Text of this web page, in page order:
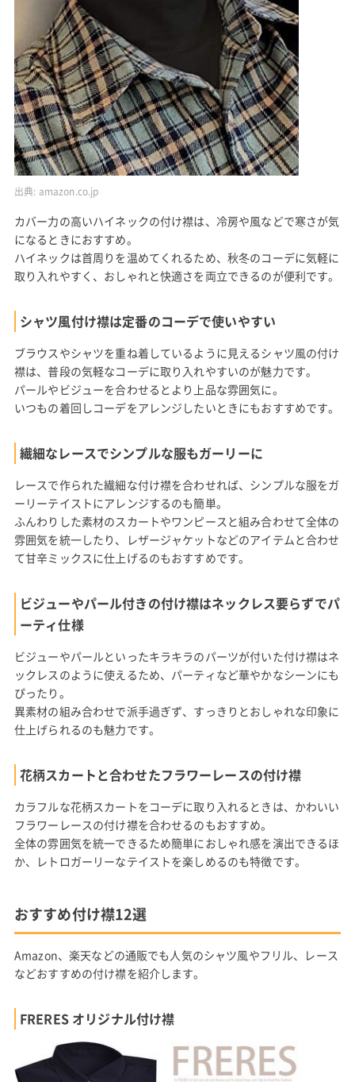
出典: amazon.co.jp
カバー力の高いハイネックの付け襟は、冷房や風などで寒さが気
になるときにおすすめ。
ハイネックは首周りを温めてくれるため、秋冬のコーデに気軽に
取り入れやすく、おしゃれと快適さを両立できるのが便利です。
シャツ風付け襟は定番のコーデで使いやすい
ブラウスやシャツを重ね着しているように見えるシャツ風の付け
襟は、普段の気軽なコーデに取り入れやすいのが魅力です。
パールやビジューを合わせるとより上品な雰囲気に。
いつもの着回しコーデをアレンジしたいときにもおすすめです。
繊細なレースでシンプルな服もガーリーに
レースで作られた繊細な付け襟を合わせれば、シンプルな服をガ
ーリーテイストにアレンジするのも簡単。
ふんわりした素材のスカートやワンピースと組み合わせて全体の
雰囲気を統一したり、レザージャケットなどのアイテムと合わせ
て甘辛ミックスに仕上げるのもおすすめです。
ビジューやパール付きの付け襟はネックレス要らずでパ
ーティ仕様
ビジューやパールといったキラキラのパーツが付いた付け襟はネ
ックレスのように使えるため、パーティなど華やかなシーンにも
ぴったり。
異素材の組み合わせで派手過ぎず、すっきりとおしゃれな印象に
仕上げられるのも魅力です。
花柄スカートと合わせたフラワーレースの付け襟
カラフルな花柄スカートをコーデに取り入れるときは、かわいい
フラワーレースの付け襟を合わせるのもおすすめ。
全体の雰囲気を統一できるため簡単におしゃれ感を演出できるほ
か、レトロガーリーなテイストを楽しめるのも特徴です。
おすすめ付け襟12選
Amazon、楽天などの通販でも人気のシャツ風やフリル、レース
などおすすめの付け襟を紹介します。
FRERES オリジナル付け襟